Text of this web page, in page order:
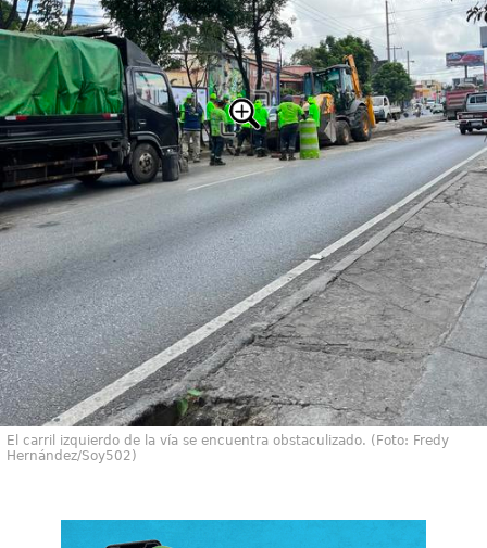
El carril izquierdo de la vía se encuentra obstaculizado. (Foto: Fredy
Hernández/Soy502)